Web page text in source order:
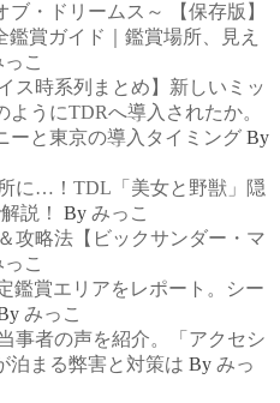
【保存版】
賞ガイド｜鑑賞場所、見え
こ
ス時系列まとめ】新しいミッ
うにTDRへ導入されたか。
ーと東京の導入タイミング By
に…！TDL「美女と野獣」隠
説！
By みっこ
攻略法【ビックサンダー・マ
こ
鑑賞エリアをレポート。シー
みっこ
事者の声を紹介。「アクセシ
泊まる弊害と対策は By みっ